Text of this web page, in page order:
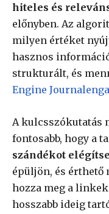
hiteles és
előnyben. Az
milyen értéket
hasznos
strukturált, és
Engine Journal
A kulcsszókutatás
fontosabb, hogy a
szándékot
épüljön, és érthető
hozza meg a
hosszabb ideig